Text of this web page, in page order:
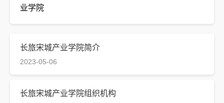
业学院
长旅宋城产业学院简介
2023-05-06
长旅宋城产业学院组织机构